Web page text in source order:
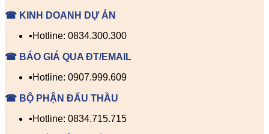
☎ KINH DOANH DỰ ÁN
▪️Hotline: 0834.300.300
☎ BÁO GIÁ QUA ĐT/EMAIL
▪️Hotline: 0907.999.609
☎ BỘ PHẬN ĐẤU THẦU
▪️Hotline: 0834.715.715